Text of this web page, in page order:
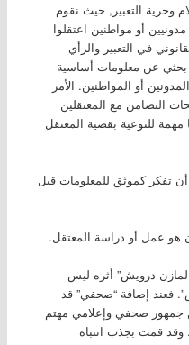
وحرية التعبير, حيث نقوم
أو مواطنين اعتقلوا
في التعبير والرأي
بحثي عن معلومات أساسية
أو المواطنين. الأمر
التضامن مع المعتقلين
للتوعية بقضية المعتقل
تفكر كموثق للمعلومات قبل
هو عمل أو دراسة المعتقل.
لمازن درويش” أثره ليس
فعند إضافة “صحفي” قد
جمهور صحفي وإعلامي مهتم
وقد قمت بجذب انتباه